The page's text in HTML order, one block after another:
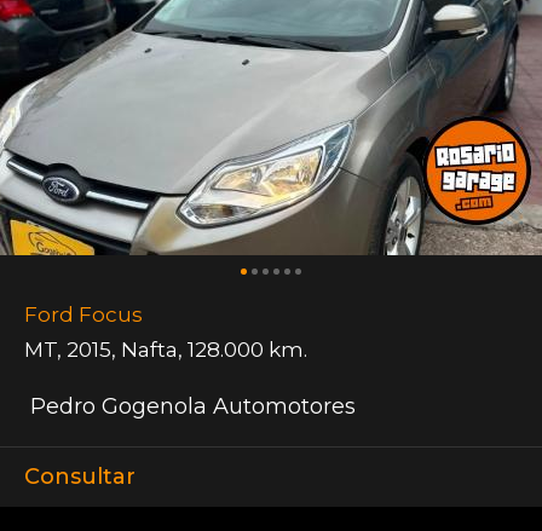
Ford Focus
MT, 2015, Nafta, 128.000 km.
Pedro Gogenola Automotores
Consultar